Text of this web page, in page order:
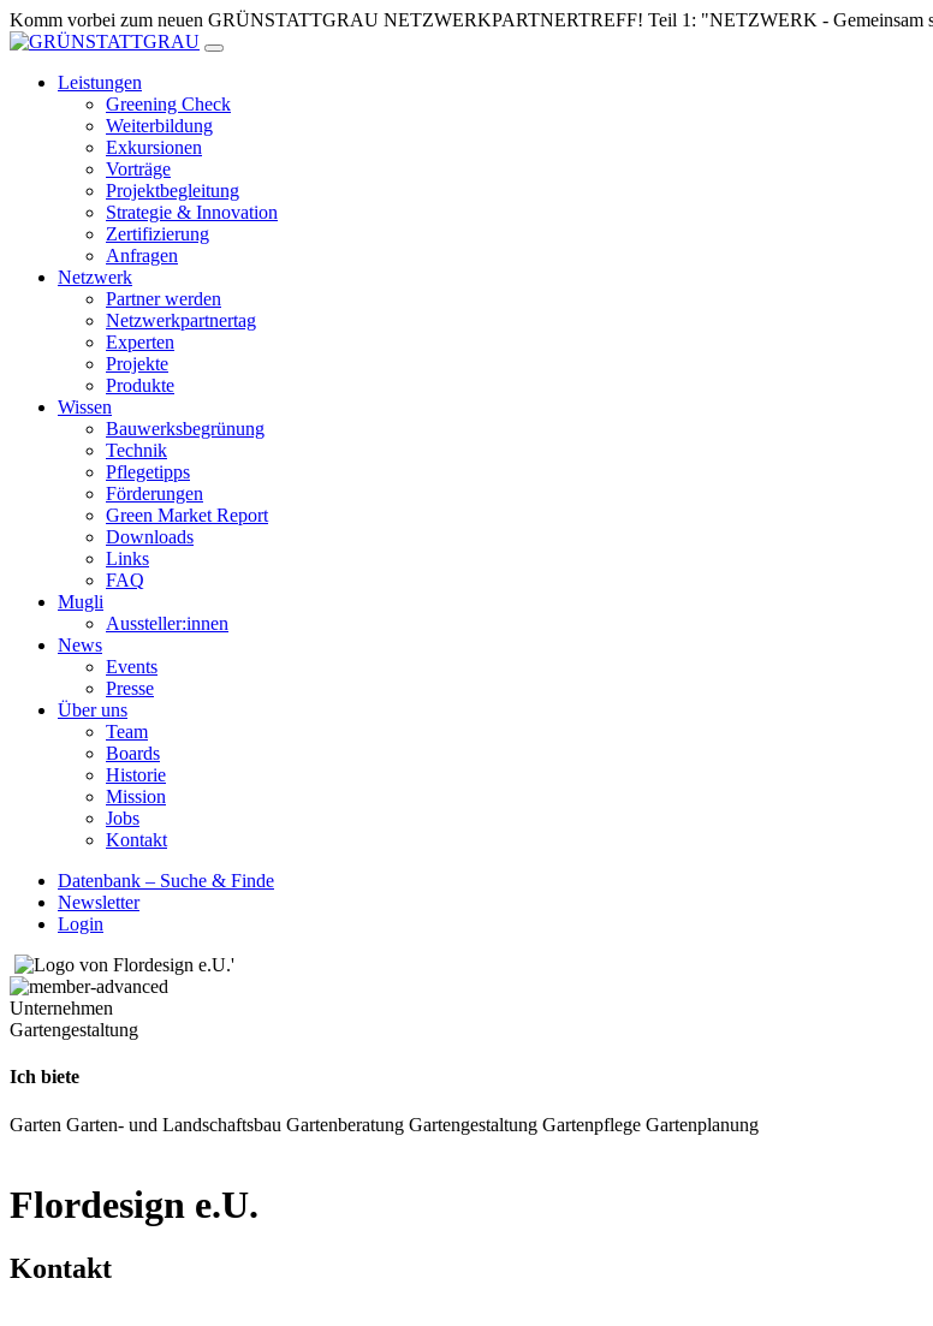
Zum
Inhalt
Komm vorbei zum neuen GRÜNSTATTGRAU NETZWERKPARTNERTREFF! Teil 1: "NETZWERK - Gemeinsam
Leistungen
Greening Check
Weiterbildung
Exkursionen
Vorträge
Projektbegleitung
Strategie & Innovation
Zertifizierung
Anfragen
Netzwerk
Partner werden
Netzwerkpartnertag
Experten
Projekte
Produkte
Wissen
Bauwerksbegrünung
Technik
Pflegetipps
Förderungen
Green Market Report
Downloads
Links
FAQ
Mugli
Aussteller:innen
News
Events
Presse
Über uns
Team
Boards
Historie
Mission
Jobs
Kontakt
Datenbank – Suche & Finde
Newsletter
Login
Unternehmen
Gartengestaltung
Ich biete
Garten Garten- und Landschaftsbau Gartenberatung Gartengestaltung Gartenpflege Gartenplanung
Flordesign e.U.
Kontakt